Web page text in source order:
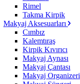
Rimel
Takma Kirpik
Makyaj Aksesuarları
Cımbız
Kalemtıraş
Kirpik Kıvırıcı
Makyaj Aynası
Makyaj Çantası
Makyaj Organizeri